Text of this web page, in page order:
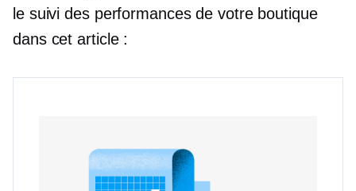
le suivi des performances de votre boutique
dans cet article :